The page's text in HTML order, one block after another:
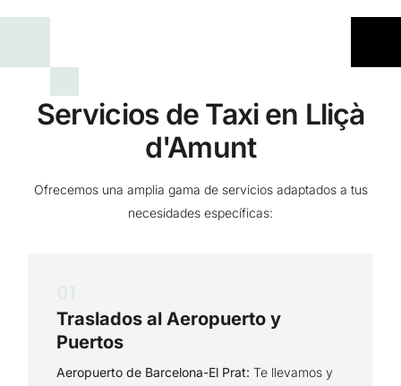
Servicios de Taxi en Lliçà
d'Amunt
Ofrecemos una amplia gama de servicios adaptados a tus
necesidades específicas:
Traslados al Aeropuerto y
Puertos
Aeropuerto de Barcelona-El Prat: Te llevamos y